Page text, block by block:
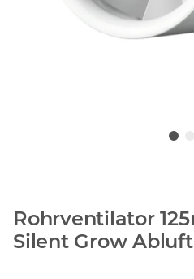
Rohrventilator
Silent Grow